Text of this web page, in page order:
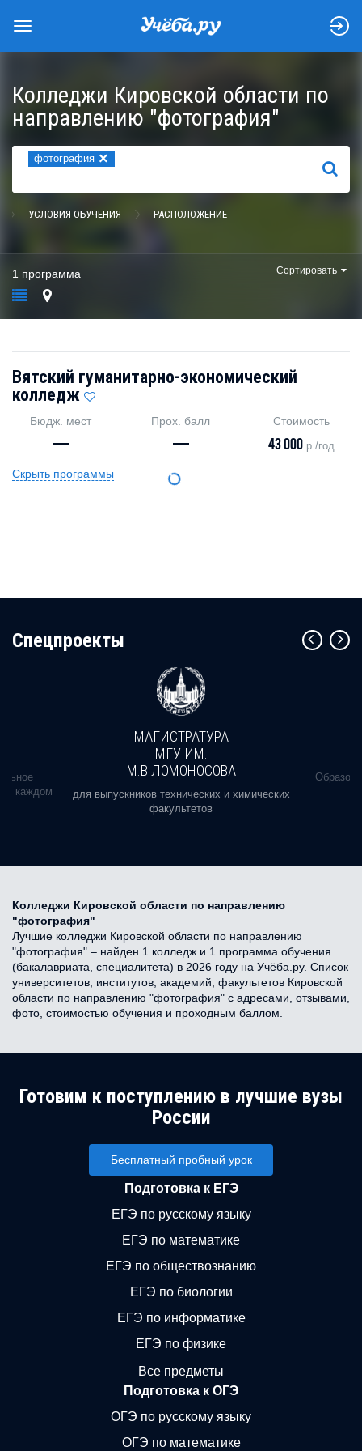
Колледжи Кировской области по
направлению "фотография"
фотография ×
НАЙТИ
УСЛОВИЯ ОБУЧЕНИЯ РАСПОЛОЖЕНИЕ
1 программа Сортировать
Вятский гуманитарно-экономический
колледж
Бюдж. мест
—
Прох. балл
—
Стоимость
43 000 р./год
Скрыть программы
Cпецпроекты
в каждом
МАГИСТРАТУРА
МГУ ИМ.
М.В.ЛОМОНОСОВА
для выпускников технических и химических
факультетов
Колледжи Кировской области по направлению
"фотография"
Лучшие колледжи Кировской области по направлению
"фотография" – найден 1 колледж и 1 программа обучения
(бакалавриата, специалитета) в 2026 году на Учёба.ру. Список
университетов, институтов, академий, факультетов Кировской
области по направлению "фотография" с адресами, отзывами,
фото, стоимостью обучения и проходным баллом.
Готовим к поступлению в лучшие вузы
России
Бесплатный пробный урок
Подготовка к ЕГЭ
ЕГЭ по русскому языку
ЕГЭ по математике
ЕГЭ по обществознанию
ЕГЭ по биологии
ЕГЭ по информатике
ЕГЭ по физике
Все предметы
Подготовка к ОГЭ
ОГЭ по русскому языку
ОГЭ по математике